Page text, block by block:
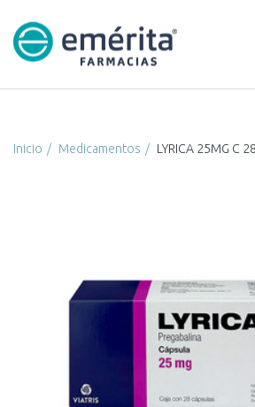
Inicio Medicamentos LYRICA 25MG C